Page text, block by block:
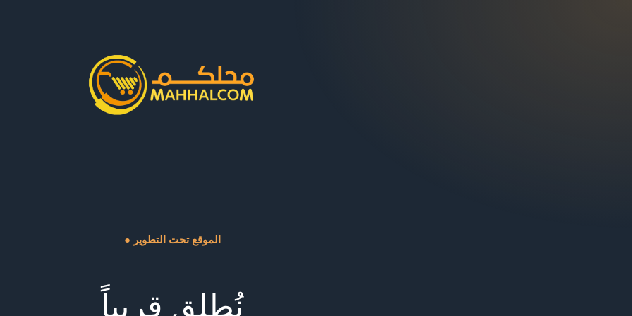
● الموقع تحت التطوير
نُطلق قريباً